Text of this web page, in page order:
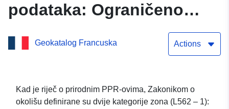
podataka: Ograničeno
područje PPRN-a općine
Nieul-sur-maer (Boundary
morska uranjanja)
Geokatalog Francuska Actions
Kad je riječ o prirodnim PPR-ovima, Zakonikom o
okolišu definirane su dvije kategorije zona (L562 – 1):